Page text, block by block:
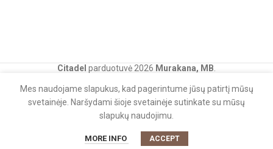
Citadel parduotuvė 2026 Murakana, MB
Mes naudojame slapukus, kad pagerintume jūsų patirtį mūsų
svetainėje. Naršydami šioje svetainėje sutinkate su mūsų
slapukų naudojimu.
MORE INFO ACCEPT